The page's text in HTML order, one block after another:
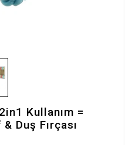
Kullanım =
Duş Fırçası